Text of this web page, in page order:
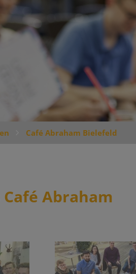
Café Abraham Bielefeld
Abraham